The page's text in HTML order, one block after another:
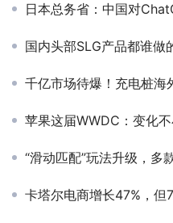
日本总务省：中国对
国内头部SLG产品都谁做的？我们统
千亿市场待爆！充电桩海
苹果这届WWDC：变化
“滑动匹配”玩法升级，多款社
卡塔尔电商增长47%，但